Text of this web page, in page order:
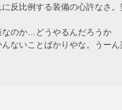
に反比例する装備の心許なさ。
なのか…どうやるんだろうか
んないことばかりやな。うーん